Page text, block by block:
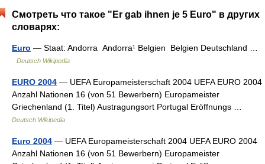
Смотреть что такое "Er gab ihnen je 5 Euro" в других
словарях:
Euro — Staat: Andorra Andorra¹ Belgien Belgien Deutschland …
Deutsch Wikipedia
EURO 2004 — UEFA Europameisterschaft 2004 UEFA EURO 2004
Anzahl Nationen 16 (von 51 Bewerbern) Europameister
Griechenland (1. Titel) Austragungsort Portugal Eröffnungs …
Deutsch Wikipedia
Euro 2004 — UEFA Europameisterschaft 2004 UEFA EURO 2004
Anzahl Nationen 16 (von 51 Bewerbern) Europameister